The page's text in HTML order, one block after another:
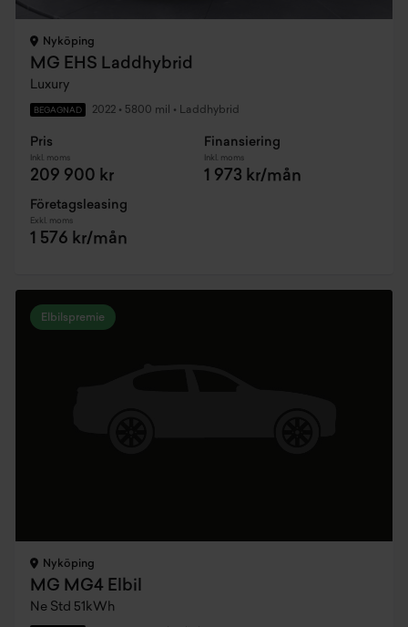
Nyköping
MG EHS Laddhybrid
Luxury
BEGAGNAD 2022 • 5800 mil • Laddhybrid
Pris
Inkl. moms
209 900 kr
Finansiering
Inkl. moms
1 973 kr/mån
Företagsleasing
Exkl. moms
1 576 kr/mån
Elbilspremie
Nyköping
MG MG4 Elbil
Ne Std 51kWh